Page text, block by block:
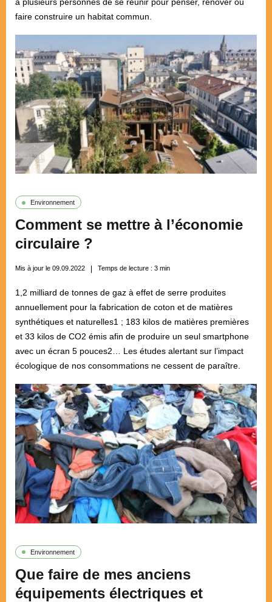
à plusieurs personnes de se réunir pour penser, rénover ou
faire construire un habitat commun.
Environnement
Comment se mettre à l’économie
circulaire ?
Mis à jour le 09.09.2022 Temps de lecture : 3 min
1,2 milliard de tonnes de gaz à effet de serre produites
annuellement pour la fabrication de coton et de matières
synthétiques et naturelles1 ; 183 kilos de matières premières
et 33 kilos de CO2 émis afin de produire un seul smartphone
avec un écran 5 pouces2… Les études alertant sur l’impact
écologique de nos consommations ne cessent de paraître.
Environnement
Que faire de mes anciens
équipements électriques et